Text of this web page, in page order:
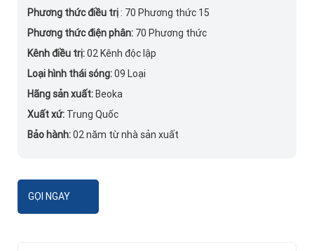
Phương thức điều trị : 70 Phương thức 15
Phương thức điện phân: 70 Phương thức
Kênh điều trị:02 Kênh độc lập
Loại hình thái sóng:09 Loại
Hãng sản xuất: Beoka
Xuất xứ: Trung Quốc
Bảo hành:02 năm từ nhà sản xuất
GỌI NGAY